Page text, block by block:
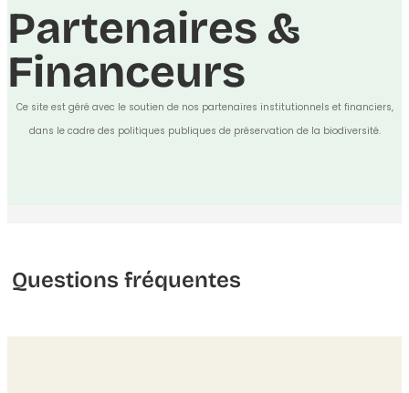
Partenaires &
Financeurs
Ce site est géré avec le soutien de nos partenaires institutionnels et financiers,
dans le cadre des politiques publiques de préservation de la biodiversité.
Questions fréquentes